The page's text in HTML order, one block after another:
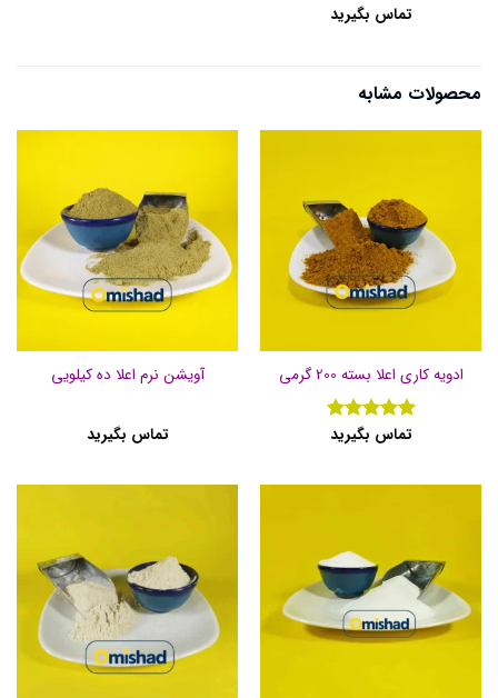
نمره 5از
تماس بگیرید
محصولات مشابه
ادویه کاری اعلا بسته 200 گرمی
نمره 5از
تماس بگیرید
آویشن نرم اعلا ده کیلویی
تماس بگیرید